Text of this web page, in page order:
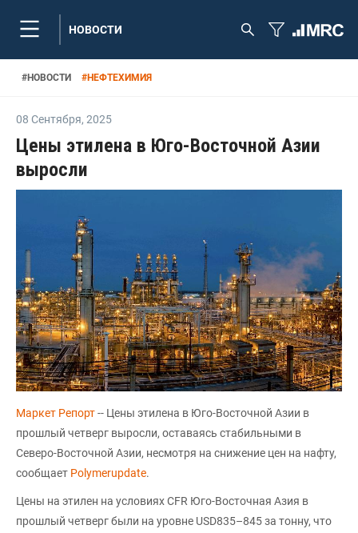
НОВОСТИ
#НОВОСТИ #НЕФТЕХИМИЯ
08 Сентября, 2025
Цены этилена в Юго-Восточной Азии
выросли
Маркет Репорт-- Цены этилена в Юго-Восточной Азии в
прошлый четверг выросли, оставаясь стабильными в
Северо-Восточной Азии, несмотря на снижение цен на нафту,
сообщает Polymerupdate.
Цены на этилен на условиях CFR Юго-Восточная Азия в
прошлый четверг были на уровне USD835–845 за тонну, что